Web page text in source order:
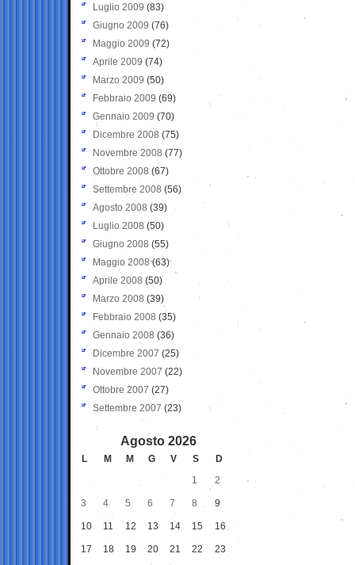
Luglio 2009 (83)
Giugno 2009 (76)
Maggio 2009 (72)
Aprile 2009 (74)
Marzo 2009 (50)
Febbraio 2009 (69)
Gennaio 2009 (70)
Dicembre 2008 (75)
Novembre 2008 (77)
Ottobre 2008 (67)
Settembre 2008 (56)
Agosto 2008 (39)
Luglio 2008 (50)
Giugno 2008 (55)
Maggio 2008(63)
Aprile 2008 (50)
Marzo 2008 (39)
Febbraio 2008 (35)
Gennaio 2008 (36)
Dicembre 2007 (25)
Novembre 2007 (22)
Ottobre 2007 (27)
Settembre 2007 (23)
Agosto 2026
L M M G V S
D
1
2
3 4 5 6 7 8 9
10 11 12 13 14 15 16
17 18 19 20 21 22 23